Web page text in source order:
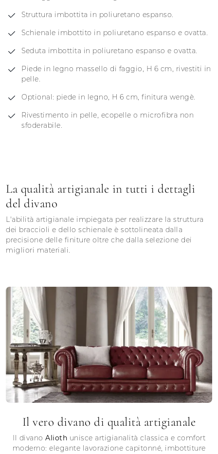
Struttura imbottita in poliuretano espanso.
Schienale imbottito in poliuretano espanso e ovatta.
Seduta imbottita in poliuretano espanso e ovatta.
Piede in legno massello di faggio, H 6 cm, rivestiti in
pelle.
Optional: piede in legno, H 6 cm, finitura wengè.
Rivestimento in pelle, ecopelle o microfibra non
sfoderabile.
La qualità artigianale in tutti i dettagli
del divano
L'abilità artigianale impiegata per realizzare la struttura
dei braccioli e dello schienale è sottolineata dalla
precisione delle finiture oltre che dalla selezione dei
migliori materiali.
Il vero divano di qualità artigianale
Il divano Alioth unisce artigianalità classica e comfort
moderno: elegante lavorazione capitonné, imbottiture